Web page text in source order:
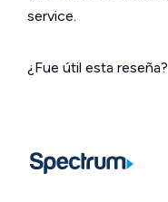
service.
¿Fue útil esta reseña?